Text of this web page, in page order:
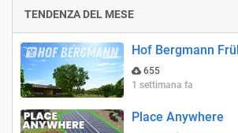
TENDENZA DEL MESE
Hof Bergmann
655
1 settimana fa
Place Anywhere